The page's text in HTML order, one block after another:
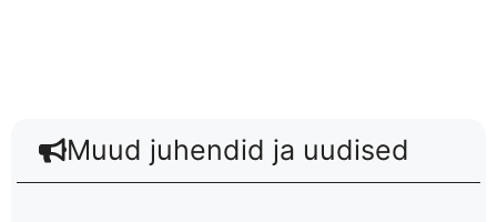
Muud juhendid ja uudised